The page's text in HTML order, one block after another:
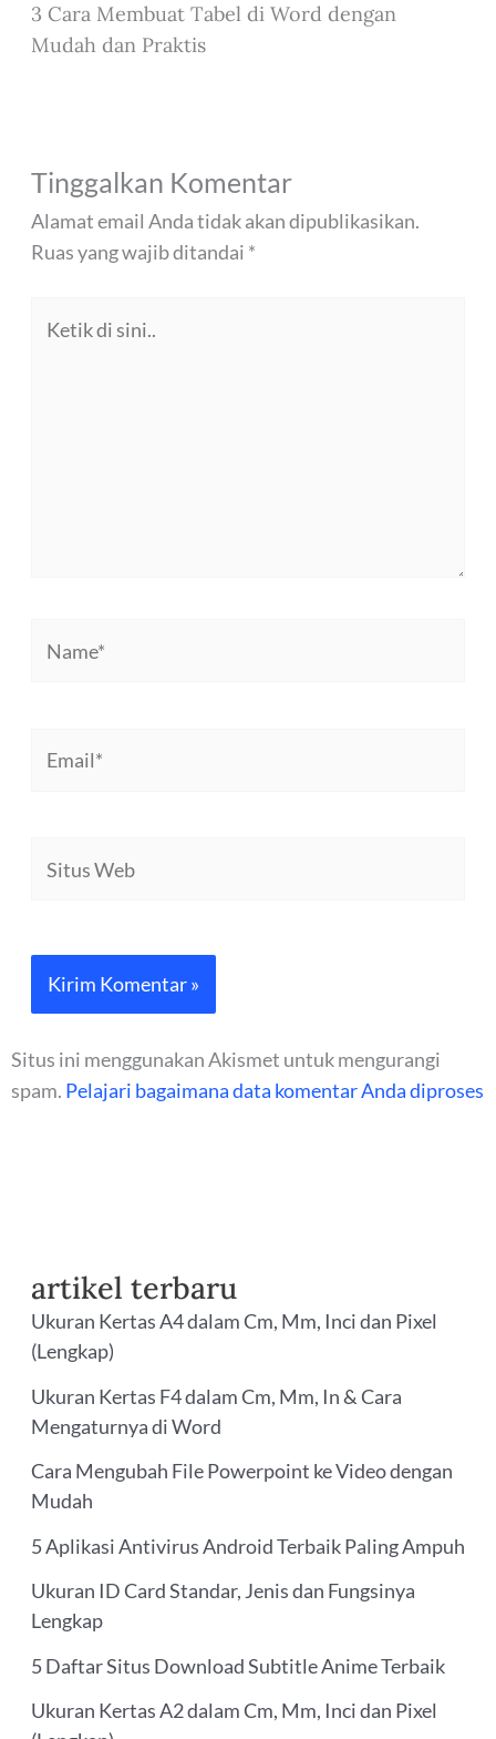
3 Cara Membuat Tabel di Word dengan
Mudah dan Praktis
Tinggalkan Komentar
Alamat email Anda tidak akan dipublikasikan.
Ruas yang wajib ditandai *
Web
Situs ini menggunakan Akismet untuk mengurangi
spam. Pelajari bagaimana data komentar Anda diproses
artikel terbaru
Ukuran Kertas A4 dalam Cm, Mm, Inci dan Pixel
(Lengkap)
Ukuran Kertas F4 dalam Cm, Mm, In & Cara
Mengaturnya di Word
Cara Mengubah File Powerpoint ke Video dengan
Mudah
5 Aplikasi Antivirus Android Terbaik Paling Ampuh
Ukuran ID Card Standar, Jenis dan Fungsinya
Lengkap
5 Daftar Situs Download Subtitle Anime Terbaik
Ukuran Kertas A2 dalam Cm, Mm, Inci dan Pixel